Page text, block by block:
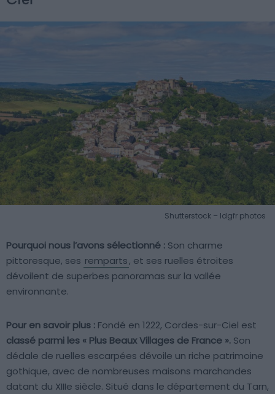
Shutterstock – ldgfr photos
Pourquoi nous l’avons sélectionné : Son charme
pittoresque, ses remparts, et ses ruelles étroites
dévoilent de superbes panoramas sur la vallée
environnante.
Pour en savoir plus : Fondé en 1222, Cordes-sur-Ciel est
classé parmi les « Plus Beaux Villages de France ». Son
dédale de ruelles escarpées dévoile un riche patrimoine
gothique, avec de nombreuses maisons marchandes
datant du XIIIe siècle. Situé dans le département du Tarn,